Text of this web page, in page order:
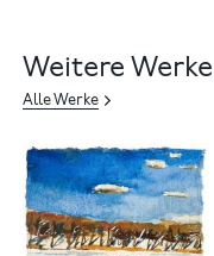
Weitere
Alle Werke